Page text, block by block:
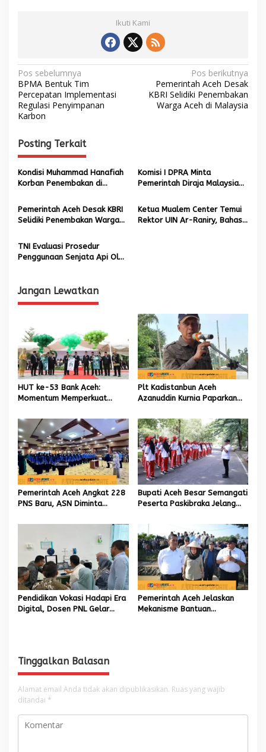
Ikuti Kami
N
a
v
g
a
s
p
o
s
Pos sebelumnya
BPMA Bentuk Tim
Percepatan Implementasi
Regulasi Penyimpanan
Karbon
Pos berikutnya
Pemerintah Aceh Desak
KBRI Selidiki Penembakan
Warga Aceh di Malaysia
Posting Terkait
Kondisi Muhammad Hanafiah
Korban Penembakan di
Operasi
Komisi I DPRA Minta
Pemerintah Diraja Malaysia
Warga Aceh
Pemerintah Aceh Desak KBRI
Selidiki Penembakan Warga
Ketua Mualem Center Temui
Rektor UIN Ar-Raniry, Bahas
TNI Evaluasi Prosedur
Penggunaan Senjata Api Oleh
Jangan Lewatkan
HUT ke-53 Bank Aceh:
Momentum Memperkuat
Keberkahan Bagi Aceh
Plt Kadistanbun Aceh
Azanuddin Kurnia Paparkan
Sawah Rusak Berat
Pascabencana
Pemerintah Aceh Angkat 228
PNS Baru, ASN Diminta
Tinggi
Bupati Aceh Besar Semangati
Peserta Paskibraka Jelang
Pendidikan Vokasi Hadapi Era
Digital, Dosen PNL Gelar
Pemerintah Aceh Jelaskan
Mekanisme Bantuan
Tinggalkan Balasan
Alamat email Anda tidak akan dipublikasikan. Ruas yang wajib
ditandai *